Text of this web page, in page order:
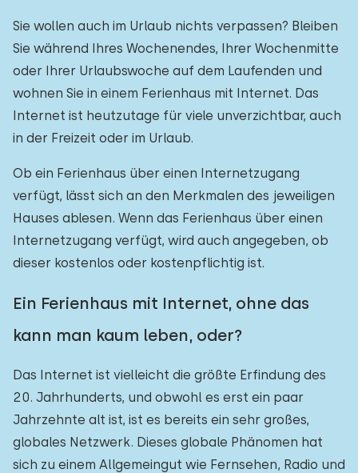
Sie wollen auch im Urlaub nichts verpassen? Bleiben
Sie während Ihres Wochenendes, Ihrer Wochenmitte
oder Ihrer Urlaubswoche auf dem Laufenden und
wohnen Sie in einem Ferienhaus mit Internet. Das
Internet ist heutzutage für viele unverzichtbar, auch
in der Freizeit oder im Urlaub.
Ob ein Ferienhaus über einen Internetzugang
verfügt, lässt sich an den Merkmalen des jeweiligen
Hauses ablesen. Wenn das Ferienhaus über einen
Internetzugang verfügt, wird auch angegeben, ob
dieser kostenlos oder kostenpflichtig ist.
Ein Ferienhaus mit Internet, ohne das
kann man kaum leben, oder?
Das Internet ist vielleicht die größte Erfindung des
20. Jahrhunderts, und obwohl es erst ein paar
Jahrzehnte alt ist, ist es bereits ein sehr großes,
globales Netzwerk. Dieses globale Phänomen hat
sich zu einem Allgemeingut wie Fernsehen, Radio und